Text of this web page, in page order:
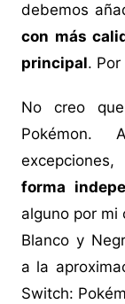
debemos
con más
principal.
No creo
forma
alguno por mi
Blanco y
a la
Switch: